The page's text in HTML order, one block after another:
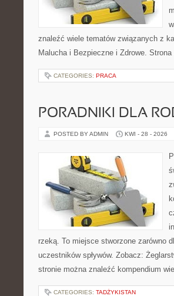
znaleźć wiele tematów związanych z
Malucha i Bezpieczne i Zdrowe.
CATEGORIES: PRACA
PORADNIKI DLA
POSTED BY ADMIN KWI - 28 - 2026
rzeką. To miejsce stworzone zarówno
uczestników spływów. Zobacz:
stronie można znaleźć kompendium
CATEGORIES: TADŻYKISTAN